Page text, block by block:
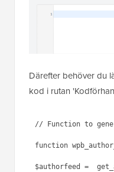
Därefter behöver du
kod i rutan
// Function to
function
$authorfeed =